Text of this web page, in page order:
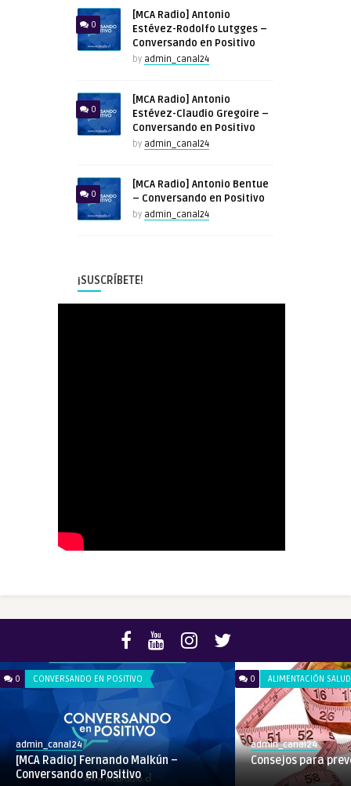
0
[MCA Radio] Antonio
Estévez-Rodolfo Lutgges –
Conversando en Positivo
by admin_canal24
0
[MCA Radio] Antonio
Estévez-Claudio Gregoire –
Conversando en Positivo
by admin_canal24
0
[MCA Radio] Antonio Bentue
– Conversando en Positivo
by admin_canal24
¡SUSCRÍBETE!
0 CONVERSANDO EN POSITIVO
admin_canal24
[MCA Radio] Fernando Malkún –
Conversando en Positivo
0 ALIMENTACIÓN
admin_canal24
Consejos para